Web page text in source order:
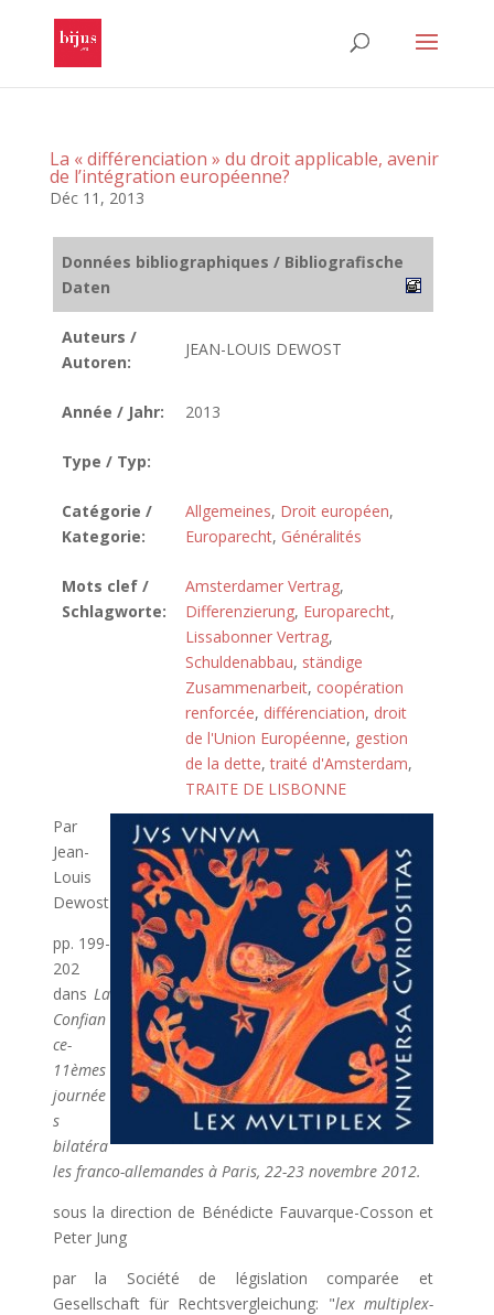
La « différenciation » du droit applicable, avenir
de l’intégration européenne?
Déc 11, 2013
Données bibliographiques / Bibliografische
Daten
Auteurs /
Autoren:
JEAN-LOUIS DEWOST
Année / Jahr: 2013
Type / Typ:
Catégorie /
Kategorie:
Allgemeines, Droit européen,
Europarecht, Généralités
Mots clef /
Schlagworte:
Amsterdamer Vertrag,
Differenzierung, Europarecht,
Lissabonner Vertrag,
Schuldenabbau, ständige
Zusammenarbeit, coopération
renforcée, différenciation, droit
de l'Union Européenne, gestion
de la dette,traité d'Amsterdam,
TRAITE DE LISBONNE
Par
Jean-
Louis
Dewost
pp. 199-
202
dansLa
Confian
ce-
11èmes
journée
s
bilatéra
les franco-allemandes à Paris, 22-23 novembre 2012.
sous la direction de Bénédicte Fauvarque-Cosson et
Peter Jung
par la Société de législation comparée et
Gesellschaft für Rechtsvergleichung: "lex multiplex-